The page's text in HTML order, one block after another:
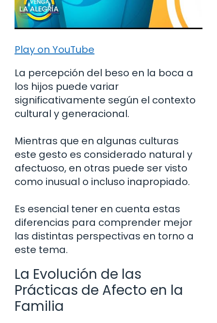
Play on YouTube
La percepción del beso en la boca a
los hijos puede variar
significativamente según el contexto
cultural y generacional.
Mientras que en algunas culturas
este gesto es considerado natural y
afectuoso, en otras puede ser visto
como inusual o incluso inapropiado.
Es esencial tener en cuenta estas
diferencias para comprender mejor
las distintas perspectivas en torno a
este tema.
La Evolución de las
Prácticas de Afecto en la
Familia